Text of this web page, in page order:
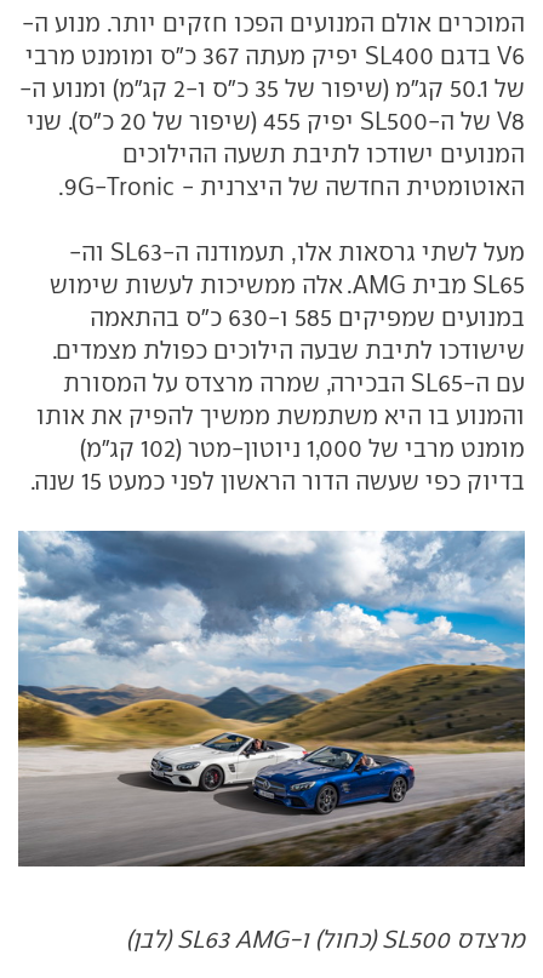
המוכרים אולם המנועים הפכו חזקים יותר. מנוע ה-
V6 בדגם SL400 יפיק מעתה 367 כ"ס ומומנט מרבי
של 50.1 קג"מ (שיפור של 35 כ"ס ו-2 קג"מ) ומנוע ה-
V8 של ה-SL500 יפיק 455 (שיפור של 20 כ"ס). שני
המנועים ישודכו לתיבת תשעה ההילוכים
האוטומטית החדשה של היצרנית - 9G-Tronic.
מעל לשתי גרסאות אלו, תעמודנה ה-SL63 וה-
SL65 מבית AMG. אלה ממשיכות לעשות שימוש
במנועים שמפיקים 585 ו-630 כ"ס בהתאמה
שישודכו לתיבת שבעה הילוכים כפולת מצמדים.
עם ה-SL65 הבכירה, שמרה מרצדס על המסורת
והמנוע בו היא משתמשת ממשיך להפיק את אותו
מומנט מרבי של 1,000 ניוטון-מטר (102 קג"מ)
בדיוק כפי שעשה הדור הראשון לפני כמעט 15 שנה.
מרצדס SL500 (כחול) ו-SL63 AMG (לבן)